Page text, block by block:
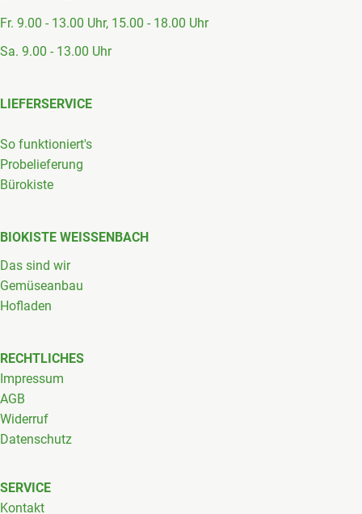
Fr. 9.00 - 13.00 Uhr, 15.00 - 18.00 Uhr
Sa. 9.00 - 13.00 Uhr
LIEFERSERVICE
So funktioniert's
Probelieferung
Bürokiste
BIOKISTE WEISSENBACH
Das sind wir
Gemüseanbau
Hofladen
RECHTLICHES
Impressum
AGB
Widerruf
Datenschutz
SERVICE
Kontakt